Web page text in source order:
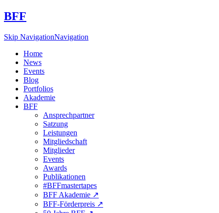
BFF
Skip NavigationNavigation
Home
News
Events
Blog
Portfolios
Akademie
BFF
Ansprechpartner
Satzung
Leistungen
Mitgliedschaft
Mitglieder
Events
Awards
Publikationen
#BFFmastertapes
BFF Akademie ↗︎
BFF-Förderpreis ↗︎